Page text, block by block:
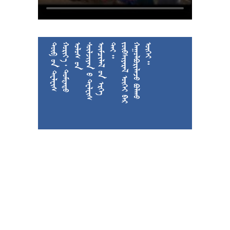

































































  






































 